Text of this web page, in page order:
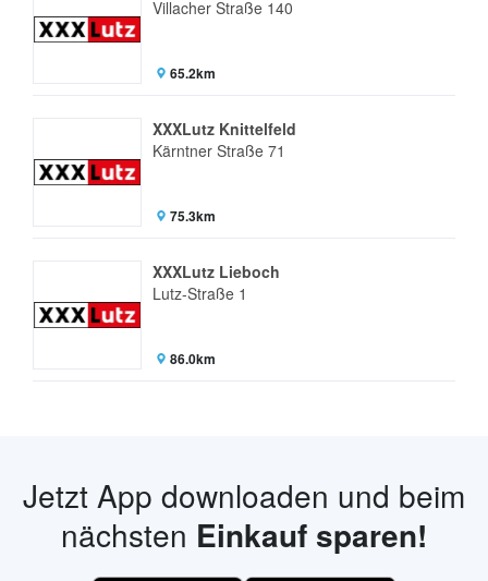
Villacher Straße 140
65.2km
XXXLutz Knittelfeld
Kärntner Straße 71
75.3km
XXXLutz Lieboch
Lutz-Straße 1
86.0km
Jetzt App downloaden und beim
nächsten Einkauf sparen!